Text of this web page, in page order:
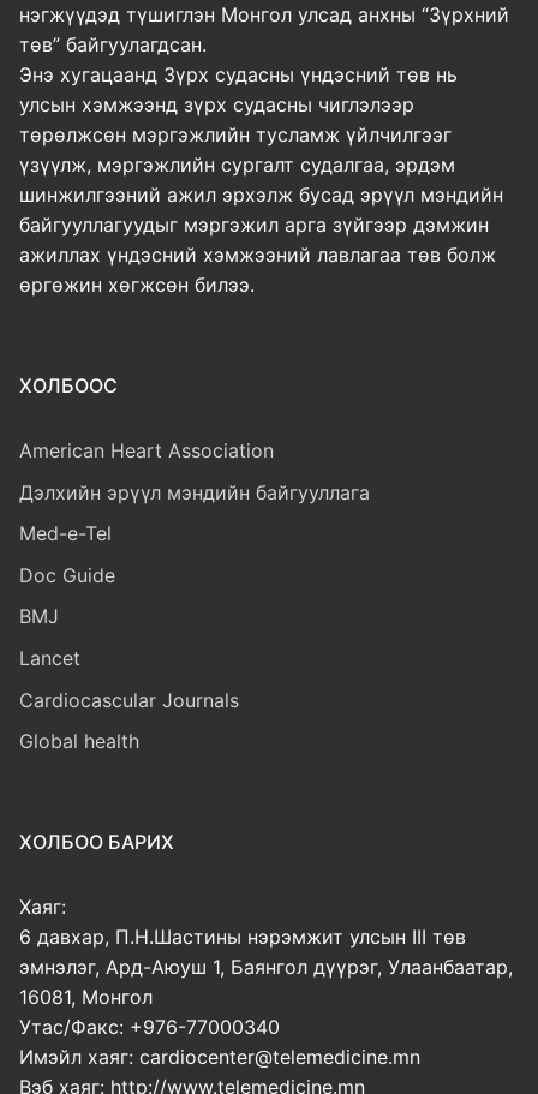
нэгжүүдэд түшиглэн Монгол улсад анхны “Зүрхний
төв” байгуулагдсан.
Энэ хугацаанд Зүрх судасны үндэсний төв нь
улсын хэмжээнд зүрх судасны чиглэлээр
төрөлжсөн мэргэжлийн тусламж үйлчилгээг
үзүүлж, мэргэжлийн сургалт судалгаа, эрдэм
шинжилгээний ажил эрхэлж бусад эрүүл мэндийн
байгууллагуудыг мэргэжил арга зүйгээр дэмжин
ажиллах үндэсний хэмжээний лавлагаа төв болж
өргөжин хөгжсөн билээ.
ХОЛБООС
American Heart Association
Дэлхийн эрүүл мэндийн байгууллага
Med-e-Tel
Doc Guide
BMJ
Lancet
Cardiocascular Journals
Global health
ХОЛБОО БАРИХ
Хаяг:
6 давхар, П.Н.Шастины нэрэмжит улсын III төв
эмнэлэг, Ард-Аюуш 1, Баянгол дүүрэг, Улаанбаатар,
16081, Монгол
Утас/Факс: +976-77000340
Имэйл хаяг: cardiocenter@telemedicine.mn
Вэб хаяг: http://www.telemedicine.mn